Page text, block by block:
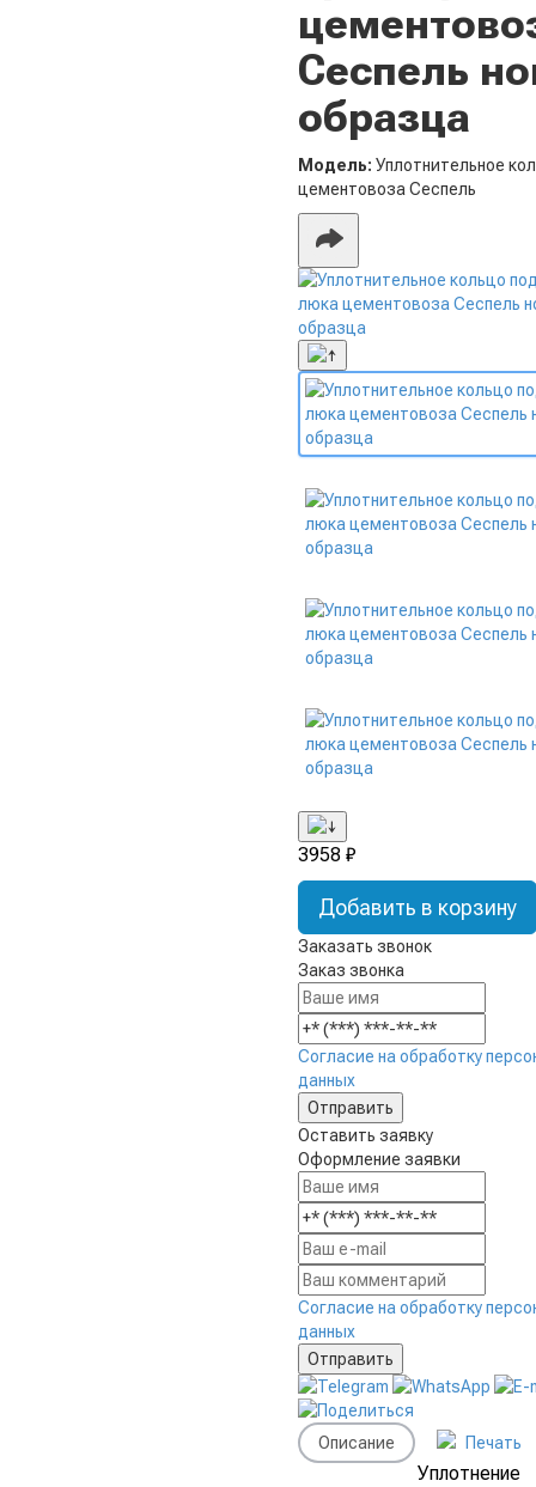
Сеспель
образца
Модель: Уплотнительное
цементовоза Сеспель
3958 ₽
Добавить в корзину
Заказать звонок
Заказ звонка
Согласие на обработку
данных
Оставить заявку
Оформление заявки
Согласие на обработку
данных
Описание Печать